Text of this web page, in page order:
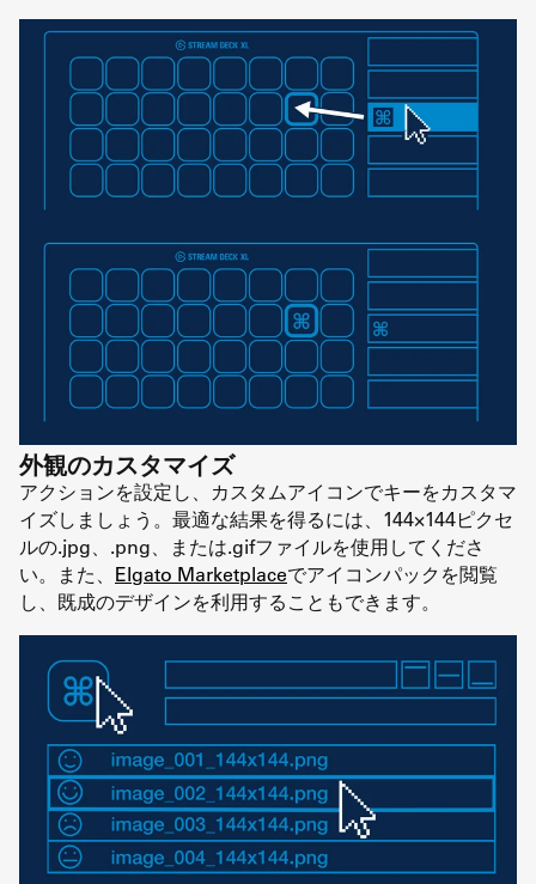
外観のカスタマイズ
アクションを設定し、カスタムアイコンでキーをカスタマ
イズしましょう。最適な結果を得るには、144×144ピクセ
ルの.jpg、.png、または.gifファイルを使用してくださ
い。また、 Elgato Marketplaceでアイコンパックを閲覧
し、既成のデザインを利用することもできます。